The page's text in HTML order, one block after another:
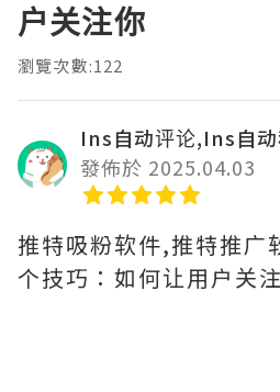
户关注你
瀏覽次數:122
Ins自动评论,Ins自
發佈於 2025.04.03
推特吸粉软件,推特推广
个技巧：如何让用户关